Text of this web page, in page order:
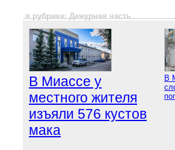
в рубрике: Дежурная часть
В Миассе у
местного жителя
изъяли 576 кустов
мака
В